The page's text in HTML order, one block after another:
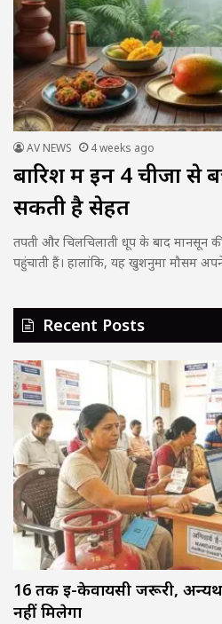
AV NEWS 4 weeks ago
बारिश में इन 4 चीजों से
सकती है सेहत
तपती और चिलचिलाती धूप के बाद मानसून
पहुंचाती हैं। हालांकि, यह खुशनुमा मौसम
Recent Posts
16 तक ई-केवायसी जरूरी,
नहीं मिलेगा